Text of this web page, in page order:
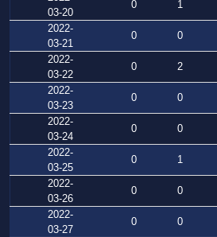
03-20
0 1
2022-
03-21
0 0
2022-
03-22
0 2
2022-
03-23
0 0
2022-
03-24
0 0
2022-
03-25
0 1
2022-
03-26
0 0
2022-
03-27
0 0